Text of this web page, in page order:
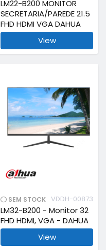
LM22-B200 MONITOR
SECRETARIA/PAREDE 21.5
FHD HDMI VGA DAHUA
View
SEM STOCK VDDH-00873
LM32-B200 - Monitor 32
FHD HDMI, VGA - DAHUA
View